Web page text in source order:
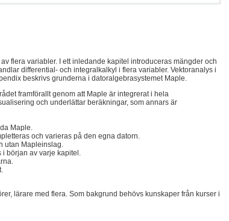
flera variabler. I ett inledande kapitel introduceras mängder och
differential- och integralkalkyl i flera variabler. Vektoranalys i
beskrivs grunderna i datoralgebrasystemet Maple.
framförallt genom att Maple är integrerat i hela
och underlättar beräkningar, som annars är
Maple.
och ­varieras på den egna datorn.
utan Mapleinslag.
i början av varje kapitel.
lärare med flera. Som bakgrund behövs kunskaper från kurser i